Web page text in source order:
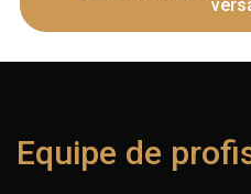
Equipe de